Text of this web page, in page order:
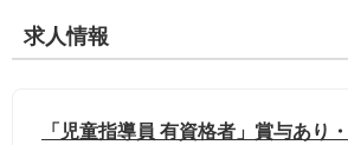
求人情報
「児童指導員 有資格者」賞与あり